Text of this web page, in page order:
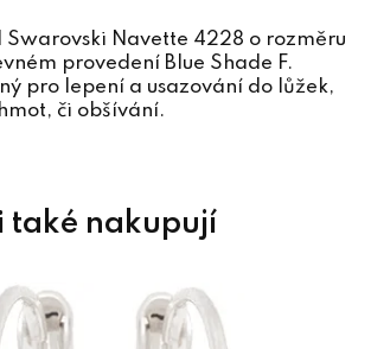
Swarovski Navette 4228 o rozměru
provedení Blue Shade F.
pro lepení a usazování do lůžek,
či obšívání.